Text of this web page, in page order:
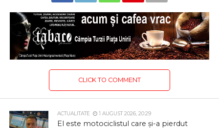
CLICK TO COMMENT
ACTUALITATE 1 AUGUST 2026, 20:29
El este motociclistul care și-a pierdut